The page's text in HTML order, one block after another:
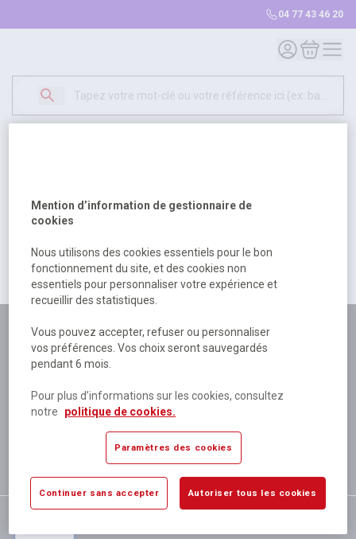
04 77 43 46 20
Mon compte
Mon
500
excuser pour la gêne occasionée.
Retour Retour à l'accueil
Plus de 180 personnes
à votre écoute
Plus de 80 000 références
disponibles
Expédition le jour même
si validation avant 12h
satisfaction totale
Mention d’information de gestionnaire de
cookies
Nous utilisons des cookies essentiels pour le bon
fonctionnement du site, et des cookies non
essentiels pour personnaliser votre expérience et
recueillir des statistiques.
Vous pouvez accepter, refuser ou personnaliser
vos préférences. Vos choix seront sauvegardés
pendant 6 mois.
Pour plus d’informations sur les cookies, consultez
notre
politique de cookies.
Paramètres des cookies
Continuer sans accepter Autoriser tous les cookies